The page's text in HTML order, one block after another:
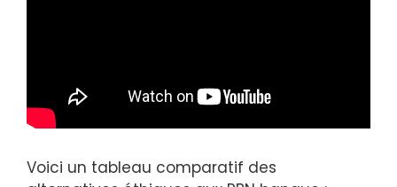
Voici un tableau comparatif des